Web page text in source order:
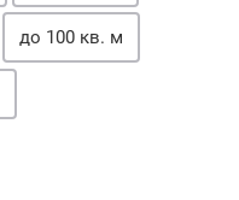
до 100 кв. м